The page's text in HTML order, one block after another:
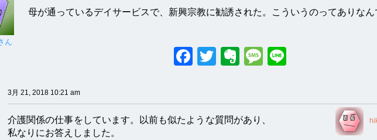
ん
母が通っているデイサービスで、新興宗教に勧誘された。こういうのってありなん
Facebook
Twitter
Evernote
Message
3月 21, 2018 10:21 am
介護関係の仕事をしています。以前も似たような質問があり、
私なりにお答えしました。